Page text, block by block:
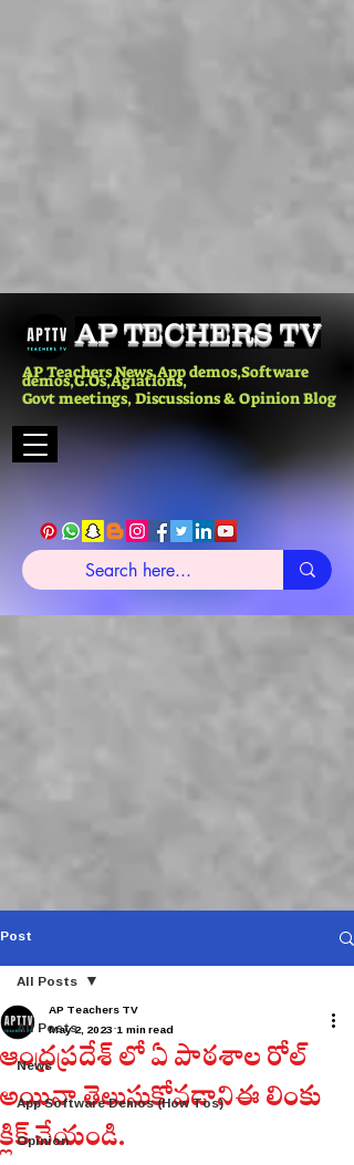
AP TECHERS TV
AP Teachers News,App demos,Software
demos,G.Os,Agiations,
Govt meetings, Discussions & Opinion Blog
Post
All Posts
News
App Software Demos (How Tos)
Opinion
All Posts
ఆంధ్రప్రదేశ్ లో ఏ పాఠశాల రోల్
అయినా తెలుసుకోవడానిఈ లింకు
క్లిక్ చేయండి.
AP Teachers TV
May 2, 2023 1 min read